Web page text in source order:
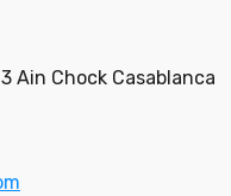
Ain Chock Casablanca